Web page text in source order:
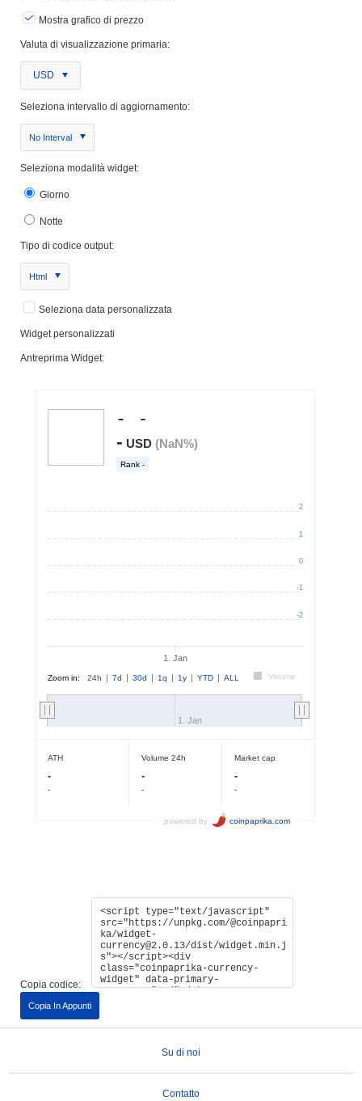
Mostra grafico di prezzo
Valuta di visualizzazione primaria:
USD
Seleziona intervallo di aggiornamento:
No Interval
Seleziona modalità widget:
Giorno
Notte
Tipo di codice output:
Html
Seleziona data personalizzata
Widget personalizzati
Antreprima Widget:
Copia codice:
Copia In Appunti
Su di noi
Contatto